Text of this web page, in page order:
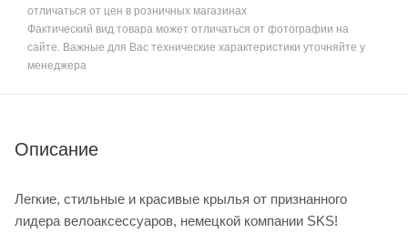
отличаться от цен в розничных магазинах
Фактический вид товара может отличаться от фотографии на
сайте. Важные для Вас технические характеристики уточняйте у
менеджера
Описание
Легкие, стильные и красивые крылья от признанного
лидера велоаксессуаров, немецкой компании SKS!